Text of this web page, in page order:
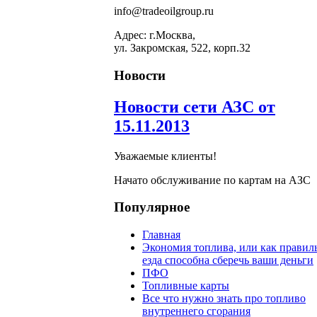
info@tradeoilgroup.ru
Адрес: г.Москва,
ул. Закромская, 522, корп.32
Новости
Новости сети АЗС от
15.11.2013
Уважаемые клиенты!
Начато обслуживание по картам на АЗС
Популярное
Главная
Экономия топлива, или как
езда способна сберечь ваши деньги
ПФО
Топливные карты
Все что нужно знать про топливо
внутреннего сгорания